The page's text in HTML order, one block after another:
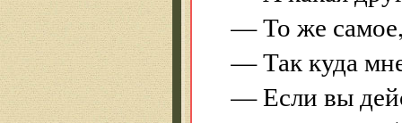
— То же
— Так куда
— Если вы